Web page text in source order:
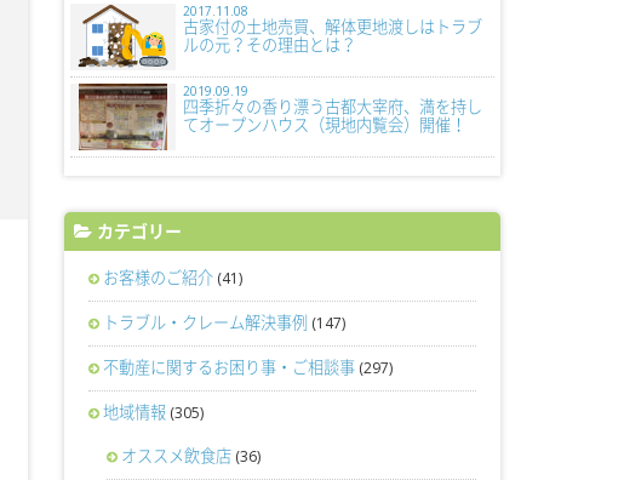
2017.11.08
古家付の土地売買、解体更地渡しはトラブ
ルの元？その理由とは？
2019.09.19
四季折々の香り漂う古都大宰府、満を持し
てオープンハウス（現地内覧会）開催！
カテゴリー
お客様のご紹介 (41)
トラブル・クレーム解決事例 (147)
不動産に関するお困り事・ご相談事 (297)
地域情報 (305)
オススメ飲食店 (36)